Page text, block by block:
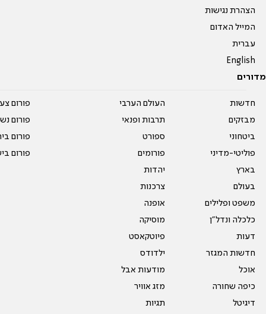
הצהרת נגישות
המייל האדום
עברית
English
מדורים
חדשות
מבזקים
ביטחוני
פוליטי-מדיני
בארץ
בעולם
משפט ופלילים
כלכלה ונדל"ן
דעות
חדשות המגזר
אוכל
כיפה שחורה
דיגיטל
העולם הערבי
תרבות ופנאי
ספורט
פורומים
יהדות
צרכנות
אופנה
מוסיקה
פיוטקאסט
ילדודס
מודעות אבל
מזג אוויר
תגיות
פורום
פורום
פורום
פורום